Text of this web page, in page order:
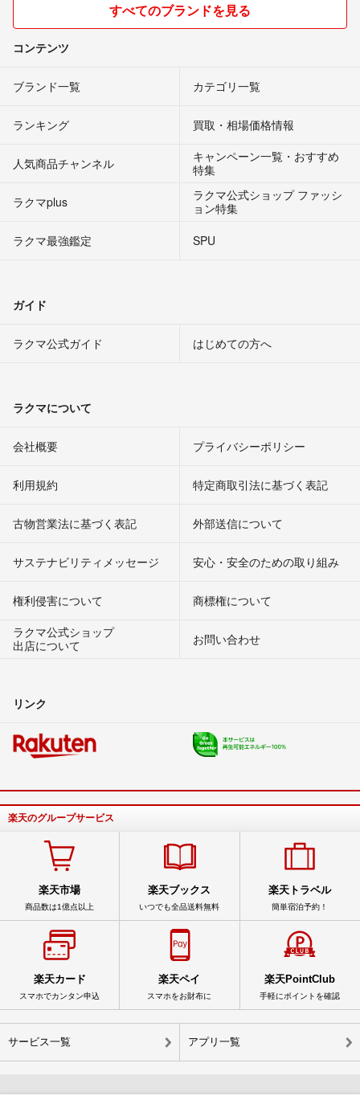
すべてのブランドを見る
コンテンツ
ブランド一覧 カテゴリ一覧
ランキング 買取・相場価格情報
人気商品チャンネル
キャンペーン一覧・おすすめ
特集
ラクマplus
ラクマ公式ショップ ファッシ
ョン特集
ラクマ最強鑑定
SPU
ガイド
ラクマ公式ガイド はじめての方へ
ラクマについて
会社概要 プライバシーポリシー
利用規約 特定商取引法に基づく表記
古物営業法に基づく表記 外部送信について
サステナビリティメッセージ 安心・安全のための取り組み
権利侵害について
商標権について
ラクマ公式ショップ
出店について
お問い合わせ
リンク
楽天のグループサービス
楽天市場
商品数は1億点以上
楽天ブックス
いつでも全品送料無料
楽天トラベル
簡単宿泊予約！
楽天カード
スマホでカンタン申込
楽天ペイ
スマホをお財布に
楽天PointClub
手軽にポイントを確認
サービス一覧 アプリ一覧